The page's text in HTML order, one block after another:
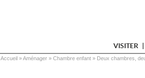
VISITER
Vous êtes ici
Accueil » Aménager » Chambre enfant » Deux chambres,